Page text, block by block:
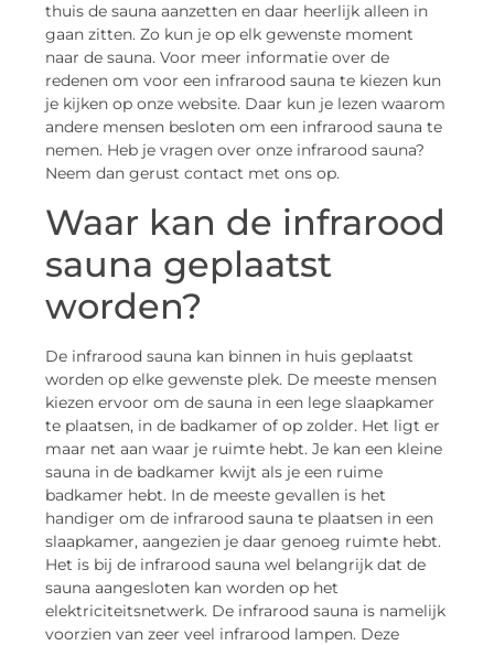
thuis de sauna aanzetten en daar heerlijk alleen in
gaan zitten. Zo kun je op elk gewenste moment
naar de sauna. Voor meer informatie over de
redenen om voor een infrarood sauna te kiezen kun
je kijken op onze website. Daar kun je lezen waarom
andere mensen besloten om een infrarood sauna te
nemen. Heb je vragen over onze infrarood sauna?
Neem dan gerust contact met ons op.
Waar kan de infrarood
sauna geplaatst
worden?
De infrarood sauna kan binnen in huis geplaatst
worden op elke gewenste plek. De meeste mensen
kiezen ervoor om de sauna in een lege slaapkamer
te plaatsen, in de badkamer of op zolder. Het ligt er
maar net aan waar je ruimte hebt. Je kan een kleine
sauna in de badkamer kwijt als je een ruime
badkamer hebt. In de meeste gevallen is het
handiger om de infrarood sauna te plaatsen in een
slaapkamer, aangezien je daar genoeg ruimte hebt.
Het is bij de infrarood sauna wel belangrijk dat de
sauna aangesloten kan worden op het
elektriciteitsnetwerk. De infrarood sauna is namelijk
voorzien van zeer veel infrarood lampen. Deze